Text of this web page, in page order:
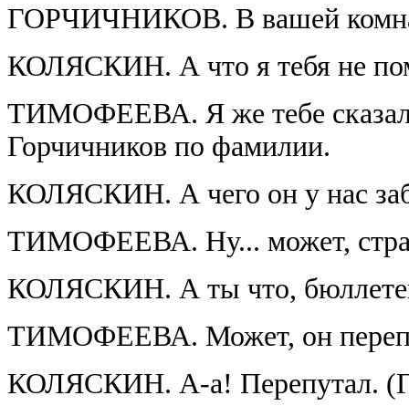
ГОРЧИЧНИКОВ. В вашей
КОЛЯСКИН. А что я тебя не
ТИМОФЕЕВА. Я же тебе
Горчичников по фамилии.
КОЛЯСКИН. А чего он у нас
ТИМОФЕЕВА. Ну... может,
КОЛЯСКИН. А ты что,
ТИМОФЕЕВА. Может, он
КОЛЯСКИН. А-а! Перепутал.